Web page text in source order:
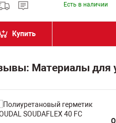
Есть в наличии
Купить
Материалы для